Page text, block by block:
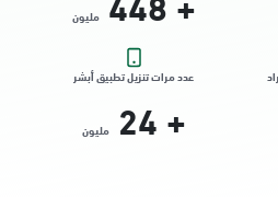
الشاطئ مول
مليون
عدد مرات تنزيل تطبيق أبشر
+
24 مليون